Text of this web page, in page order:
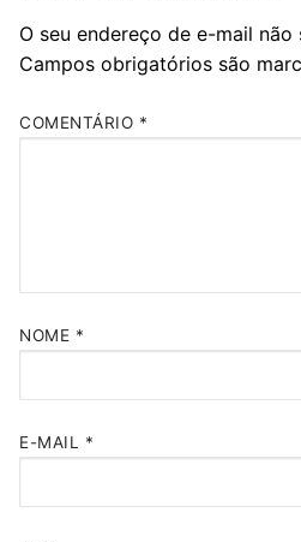
O seu endereço de e-mail não
Campos obrigatórios são
COMENTÁRIO *
NOME *
E-MAIL *